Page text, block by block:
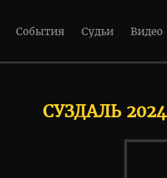
События Судьи Видео
СУЗДАЛЬ 2024